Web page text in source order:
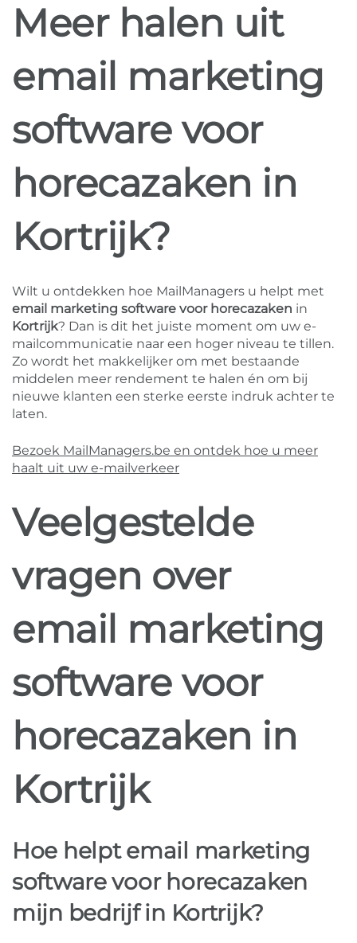
Meer halen uit
email marketing
software voor
horecazaken in
Kortrijk?
Wilt u ontdekken hoe MailManagers u helpt met
email marketing software voor horecazaken in
Kortrijk? Dan is dit het juiste moment om uw e-
mailcommunicatie naar een hoger niveau te tillen.
Zo wordt het makkelijker om met bestaande
middelen meer rendement te halen én om bij
nieuwe klanten een sterke eerste indruk achter te
laten.
Bezoek MailManagers.be en ontdek hoe u meer
haalt uit uw e-mailverkeer
Veelgestelde
vragen over
email marketing
software voor
horecazaken in
Kortrijk
Hoe helpt email marketing
software voor horecazaken
mijn bedrijf in Kortrijk?